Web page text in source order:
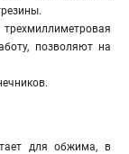
позволяют на
.
для обжима, в